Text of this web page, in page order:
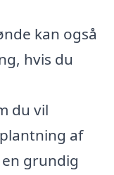
kan også
hvis du
du vil
af
grundig